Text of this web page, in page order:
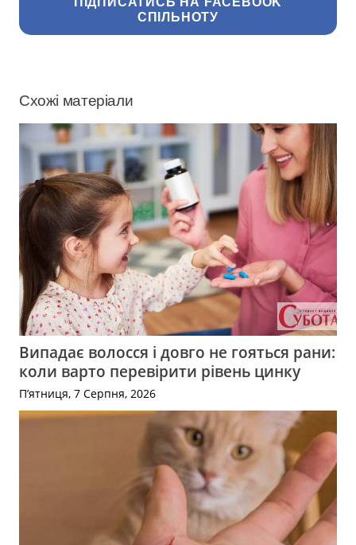
СПІЛЬНОТУ
Схожі матеріали
Випадає волосся і довго не гояться рани:
коли варто перевірити рівень цинку
П’ятниця, 7 Серпня, 2026